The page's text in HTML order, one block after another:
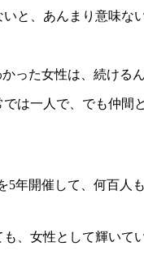
と、あんまり意味な
った女性は、続けるん
は一人で、でも仲間
5年開催して、何百人
、女性として輝いて